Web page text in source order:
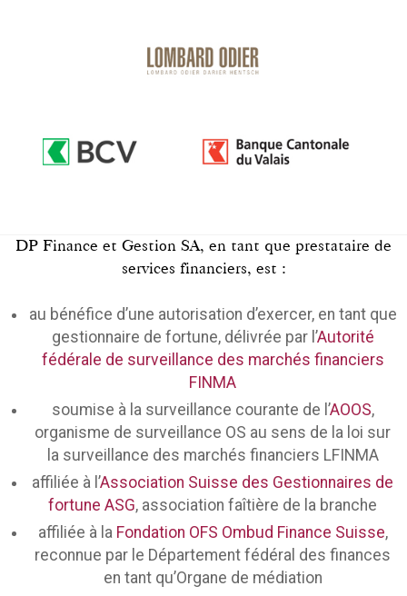
DP Finance et Gestion SA, en tant que prestataire de
services financiers, est :
au bénéfice d’une autorisation d’exercer, en tant que
gestionnaire de fortune, délivrée par l’Autorité
fédérale de surveillance des marchés financiers
FINMA
soumise à la surveillance courante de l’AOOS,
organisme de surveillance OS au sens de la loi sur
la surveillance des marchés financiers LFINMA
affiliée à l’Association Suisse des Gestionnaires de
fortune ASG, association faîtière de la branche
affiliée à la Fondation OFS Ombud Finance Suisse,
reconnue par le Département fédéral des finances
en tant qu’Organe de médiation